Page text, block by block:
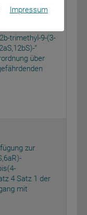
trimethyl-9-(3-
“
über
zur
4 Satz 1 der
mit
Impressum